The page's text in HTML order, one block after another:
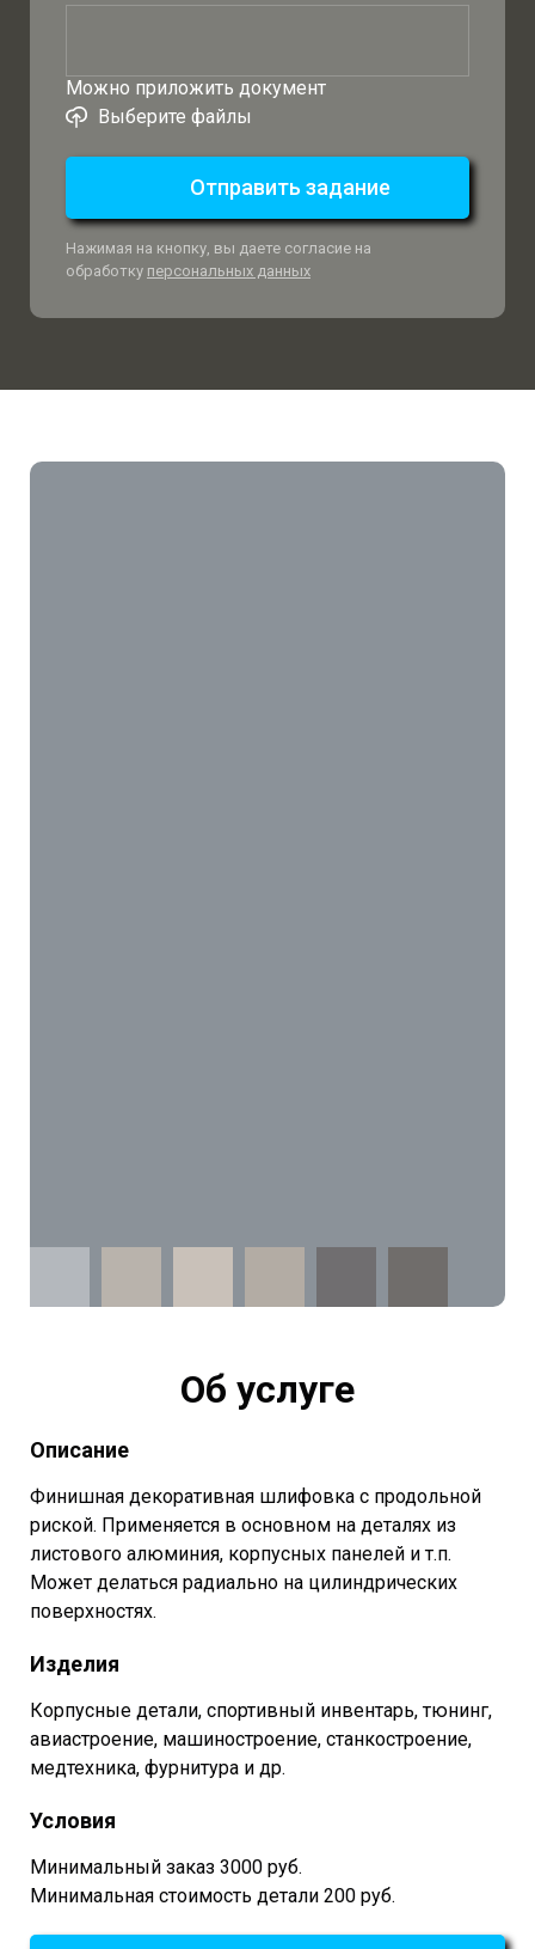
Можно приложить документ
Выберите файлы
Отправить задание
Нажимая на кнопку, вы даете согласие на
обработку персональных данных
Об услуге
Описание
Финишная декоративная шлифовка с продольной
риской. Применяется в основном на деталях из
листового алюминия, корпусных панелей и т.п.
Может делаться радиально на цилиндрических
поверхностях.
Изделия
Корпусные детали, спортивный инвентарь, тюнинг,
авиастроение, машиностроение, станкостроение,
медтехника, фурнитура и др.
Условия
Минимальный заказ 3000 руб.
Минимальная стоимость детали 200 руб.